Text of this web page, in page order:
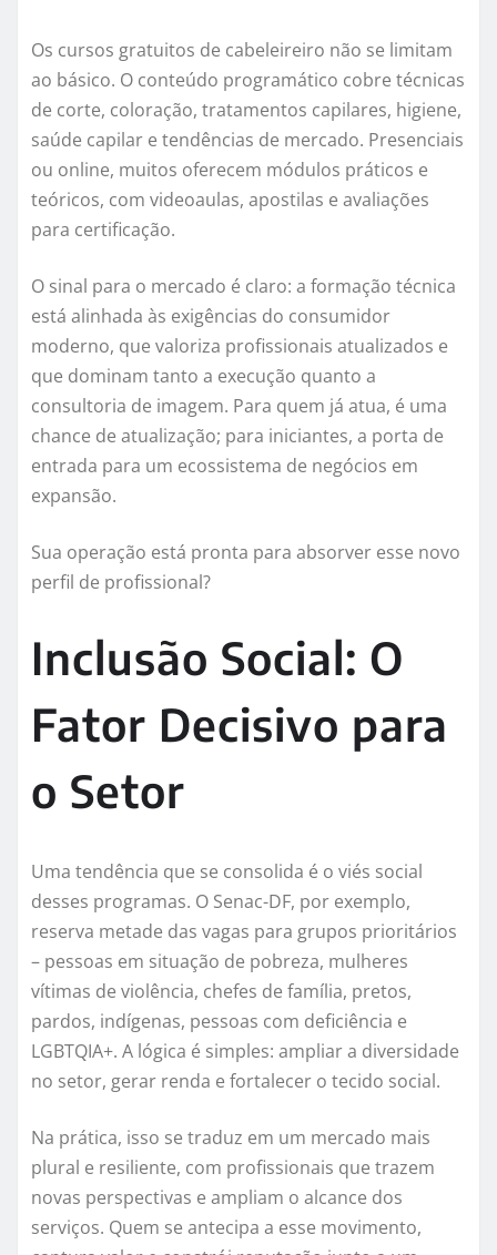
Os cursos gratuitos de cabeleireiro não se limitam
ao básico. O conteúdo programático cobre técnicas
de corte, coloração, tratamentos capilares, higiene,
saúde capilar e tendências de mercado. Presenciais
ou online, muitos oferecem módulos práticos e
teóricos, com videoaulas, apostilas e avaliações
para certificação.
O sinal para o mercado é claro: a formação técnica
está alinhada às exigências do consumidor
moderno, que valoriza profissionais atualizados e
que dominam tanto a execução quanto a
consultoria de imagem. Para quem já atua, é uma
chance de atualização; para iniciantes, a porta de
entrada para um ecossistema de negócios em
expansão.
Sua operação está pronta para absorver esse novo
perfil de profissional?
Inclusão Social: O
Fator Decisivo para
o Setor
Uma tendência que se consolida é o viés social
desses programas. O Senac-DF, por exemplo,
reserva metade das vagas para grupos prioritários
– pessoas em situação de pobreza, mulheres
vítimas de violência, chefes de família, pretos,
pardos, indígenas, pessoas com deficiência e
LGBTQIA+. A lógica é simples: ampliar a diversidade
no setor, gerar renda e fortalecer o tecido social.
Na prática, isso se traduz em um mercado mais
plural e resiliente, com profissionais que trazem
novas perspectivas e ampliam o alcance dos
serviços. Quem se antecipa a esse movimento,